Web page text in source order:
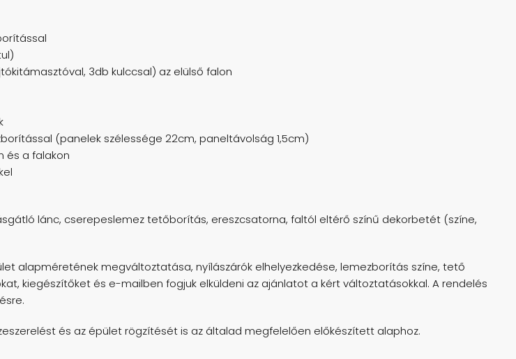
3db kulccsal) az elülső falon
(panelek szélessége 22cm, paneltávolság 1,5cm)
és a falakon
lánc, cserepeslemez tetőborítás, ereszcsatorna, faltól eltérő színű dekorbetét (színe,
alapméretének megváltoztatása, nyílászárók elhelyezkedése, lemezborítás színe, tető
kiegészítőket és e-mailben fogjuk elküldeni az ajánlatot a kért változtatásokkal. A rendelés
és az épület rögzítését is az általad megfelelően előkészített alaphoz.